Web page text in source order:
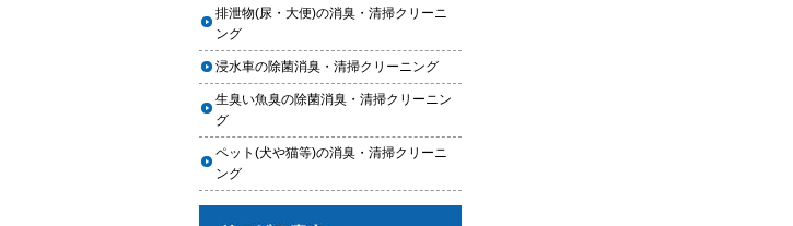
【2026年版】イエローハットのカ
ーフィルム料金はいくら？施工内
容・相場・安くするコツ
2025.12.05
車のヘッドライト交換のタイミン
グと費用
2025.12.04
車のサスペンション交換の必要性
排泄物(尿・大便)の消臭・清掃クリーニ
ング
浸水車の除菌消臭・清掃クリーニング
生臭い魚臭の除菌消臭・清掃クリーニン
グ
ペット(犬や猫等)の消臭・清掃クリーニ
ング